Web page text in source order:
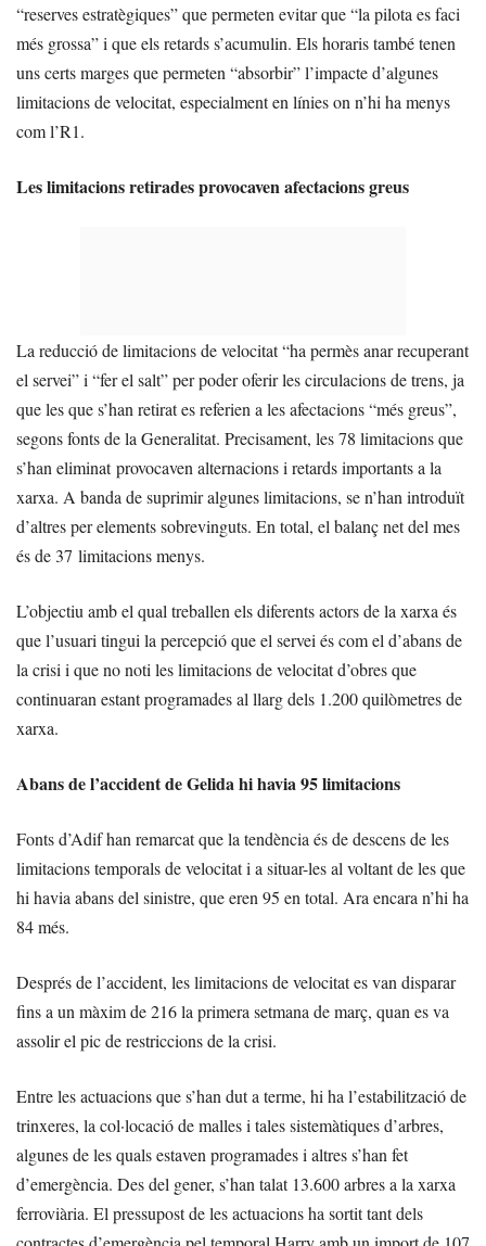
“reserves estratègiques” que permeten evitar que “la pilota es faci
més grossa” i que els retards s’acumulin. Els horaris també tenen
uns certs marges que permeten “absorbir” l’impacte d’algunes
limitacions de velocitat, especialment en línies on n’hi ha menys
com l’R1.
Les limitacions retirades provocaven afectacions greus
La reducció de limitacions de velocitat “ha permès anar recuperant
el servei” i “fer el salt” per poder oferir les circulacions de trens, ja
que les que s’han retirat es referien a les afectacions “més greus”,
segons fonts de la Generalitat. Precisament, les 78 limitacions que
s’han eliminat provocaven alternacions i retards importants a la
xarxa. A banda de suprimir algunes limitacions, se n’han introduït
d’altres per elements sobrevinguts. En total, el balanç net del mes
és de 37 limitacions menys.
L’objectiu amb el qual treballen els diferents actors de la xarxa és
que l’usuari tingui la percepció que el servei és com el d’abans de
la crisi i que no noti les limitacions de velocitat d’obres que
continuaran estant programades al llarg dels 1.200 quilòmetres de
xarxa.
Abans de l’accident de Gelida hi havia 95 limitacions
Fonts d’Adif han remarcat que la tendència és de descens de les
limitacions temporals de velocitat i a situar-les al voltant de les que
hi havia abans del sinistre, que eren 95 en total. Ara encara n’hi ha
84 més.
Després de l’accident, les limitacions de velocitat es van disparar
fins a un màxim de 216 la primera setmana de març, quan es va
assolir el pic de restriccions de la crisi.
Entre les actuacions que s’han dut a terme, hi ha l’estabilització de
trinxeres, la col·locació de malles i tales sistemàtiques d’arbres,
algunes de les quals estaven programades i altres s’han fet
d’emergència. Des del gener, s’han talat 13.600 arbres a la xarxa
ferroviària. El pressupost de les actuacions ha sortit tant dels